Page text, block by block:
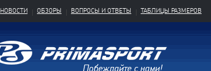
НОВОСТИ ОБЗОРЫ ВОПРОСЫ И ОТВЕТЫ ТАБЛИЦЫ РАЗМЕРОВ